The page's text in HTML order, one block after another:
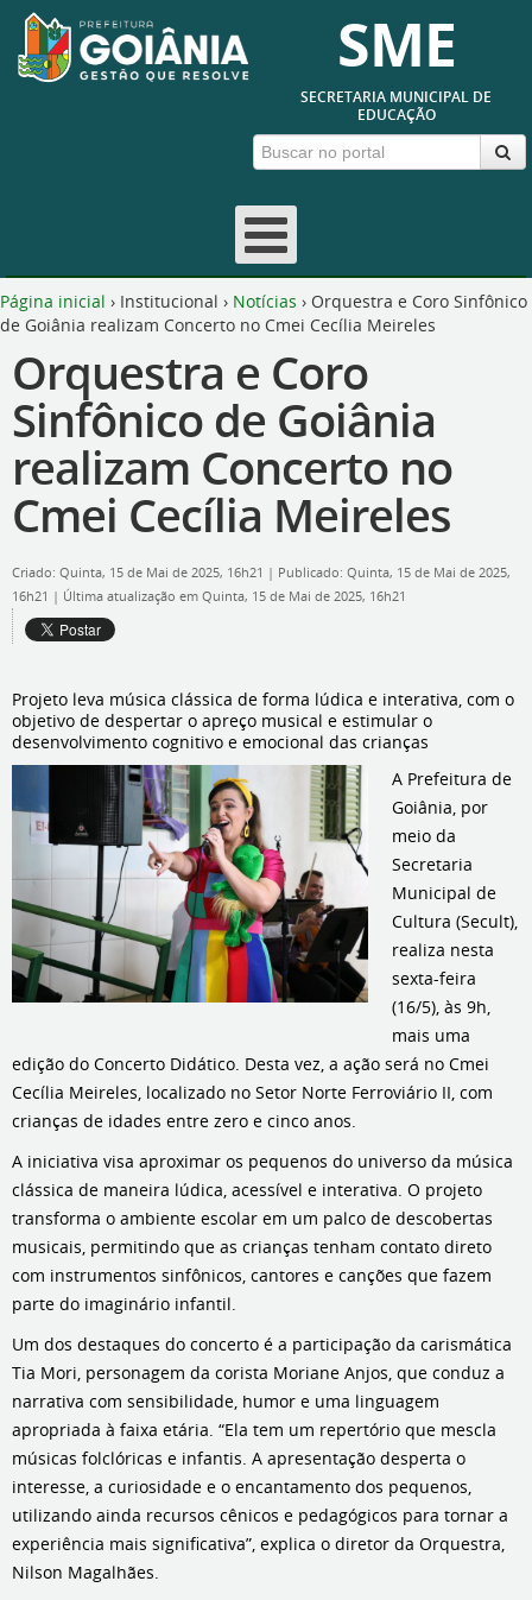
SME
SECRETARIA MUNICIPAL DE
EDUCAÇÃO
Página inicial › Institucional › Notícias › Orquestra e Coro Sinfônico
de Goiânia realizam Concerto no Cmei Cecília Meireles
Orquestra e Coro
Sinfônico de Goiânia
realizam Concerto no
Cmei Cecília Meireles
Criado: Quinta, 15 de Mai de 2025, 16h21 | Publicado: Quinta, 15 de Mai de 2025,
16h21 | Última atualização em Quinta, 15 de Mai de 2025, 16h21
Projeto leva música clássica de forma lúdica e interativa, com o
objetivo de despertar o apreço musical e estimular o
desenvolvimento cognitivo e emocional das crianças
A Prefeitura de
Goiânia, por
meio da
Secretaria
Municipal de
Cultura (Secult),
realiza nesta
sexta-feira
(16/5), às 9h,
mais uma
edição do Concerto Didático. Desta vez, a ação será no Cmei
Cecília Meireles, localizado no Setor Norte Ferroviário II, com
crianças de idades entre zero e cinco anos.
A iniciativa visa aproximar os pequenos do universo da música
clássica de maneira lúdica, acessível e interativa. O projeto
transforma o ambiente escolar em um palco de descobertas
musicais, permitindo que as crianças tenham contato direto
com instrumentos sinfônicos, cantores e canções que fazem
parte do imaginário infantil.
Um dos destaques do concerto é a participação da carismática
Tia Mori, personagem da corista Moriane Anjos, que conduz a
narrativa com sensibilidade, humor e uma linguagem
apropriada à faixa etária. “Ela tem um repertório que mescla
músicas folclóricas e infantis. A apresentação desperta o
interesse, a curiosidade e o encantamento dos pequenos,
utilizando ainda recursos cênicos e pedagógicos para tornar a
experiência mais significativa”, explica o diretor da Orquestra,
Nilson Magalhães.